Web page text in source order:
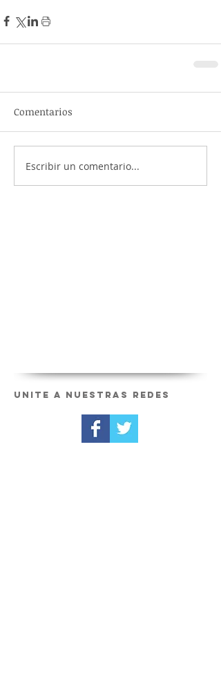
Comentarios
Escribir un comentario...
Unite a nuestras redes